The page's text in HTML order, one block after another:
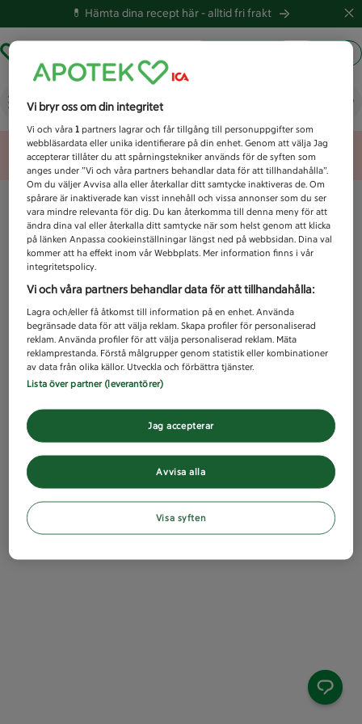
💊 Hämta dina recept här -alltid fri frakt
Vad letar du efter idag?
Unknown error
Vi bryr oss om din integritet
Vi och våra1 partners lagrar och får tillgång till personuppgifter som
webbläsardata eller unika identifierare på din enhet. Genom att välja Jag
accepterar tillåter du att spårningstekniker används för de syften som
anges under ”Vi och våra partners behandlar data för att tillhandahålla”.
Om du väljer Avvisa alla eller återkallar ditt samtycke inaktiveras de. Om
spårare är inaktiverade kan visst innehåll och vissa annonser som du ser
vara mindre relevanta för dig. Du kan återkomma till denna meny för att
ändra dina val eller återkalla ditt samtycke när som helst genom att klicka
på länken Anpassa cookieinställningar längst ned på webbsidan. Dina val
kommer att ha effekt inom vår Webbplats. Mer information finns i vår
integritetspolicy.
Vi och våra partners behandlar data för att tillhandahålla:
Lagra och/eller få åtkomst till information på en enhet. Använda
begränsade data för att välja reklam. Skapa profiler för personaliserad
reklam. Använda profiler för att välja personaliserad reklam. Mäta
reklamprestanda. Förstå målgrupper genom statistik eller kombinationer
av data från olika källor. Utveckla och förbättra tjänster.
Lista över partner (leverantörer)
Avvisa alla
Jag accepterar
Visa syften